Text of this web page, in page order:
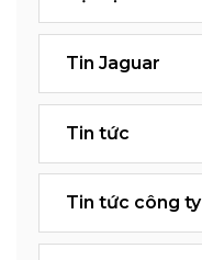
Tin Jaguar
Tin tức
Tin tức công ty